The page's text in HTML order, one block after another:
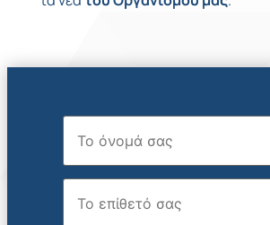
Όνομα
Επώνυμο